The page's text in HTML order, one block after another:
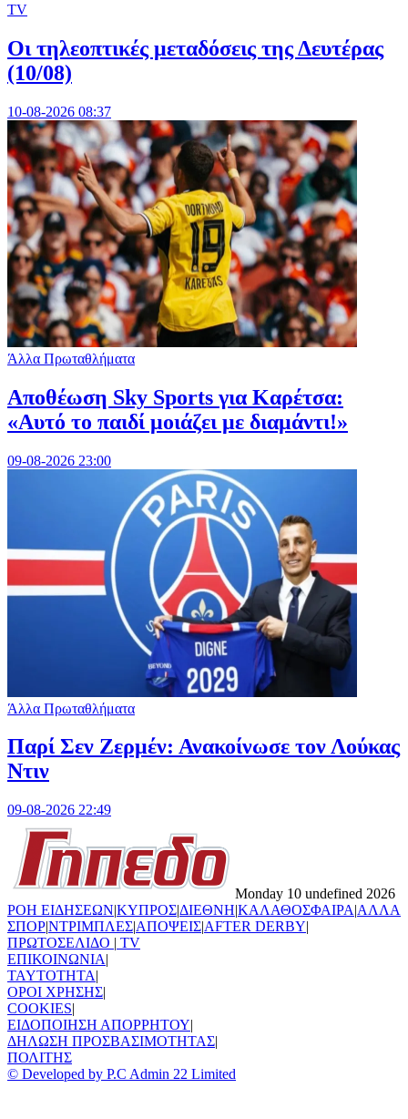
TV
Οι τηλεοπτικές μεταδόσεις της Δευτέρας
(10/08)
10-08-2026 08:37
Άλλα Πρωταθλήματα
Αποθέωση Sky Sports για Καρέτσα:
«Αυτό το παιδί μοιάζει με διαμάντι!»
09-08-2026 23:00
Άλλα Πρωταθλήματα
Παρί Σεν Ζερμέν: Ανακοίνωσε τον Λούκας
Ντιν
09-08-2026 22:49
Monday 10 undefined 2026
ΡΟΗ ΕΙΔΗΣΕΩΝ|ΚΥΠΡΟΣ|ΔΙΕΘΝΗ|ΚΑΛΑΘΟΣΦΑΙΡΑ|ΑΛΛΑ
ΣΠΟΡ|ΝΤΡΙΜΠΛΕΣ|ΑΠΟΨΕΙΣ|AFTER DERBY|
ΠΡΩΤΟΣΕΛΙΔΟ | TV
ΕΠΙΚΟΙΝΩΝΙΑ|
TAYTOTHTA|
ΟΡΟΙ ΧΡΗΣΗΣ|
COOKIES|
ΕΙΔΟΠΟΙΗΣΗ ΑΠΟΡΡΗΤΟΥ|
ΔΗΛΩΣΗ ΠΡΟΣΒΑΣΙΜΟΤΗΤΑΣ|
ΠΟΛΙΤΗΣ
© Developed by P.C Admin 22 Limited